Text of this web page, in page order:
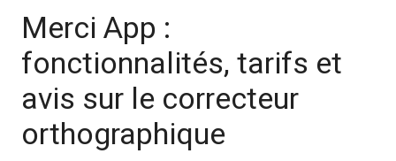
Merci App :
fonctionnalités, tarifs et
avis sur le correcteur
orthographique